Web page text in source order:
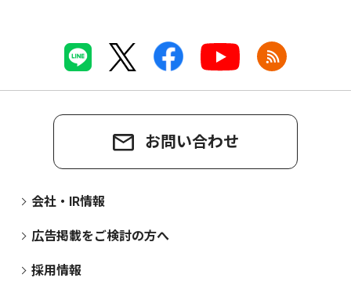
お問い合わせ
会社・IR情報
広告掲載をご検討の方へ
採用情報